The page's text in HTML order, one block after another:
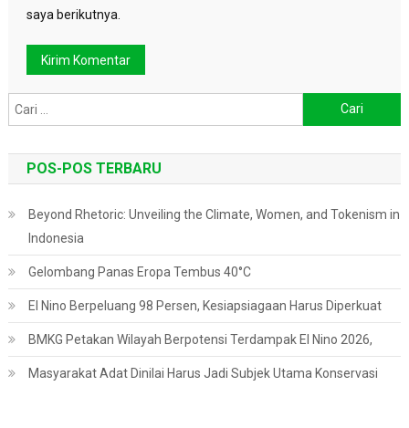
saya berikutnya.
untuk:
POS-POS TERBARU
Beyond Rhetoric: Unveiling the Climate, Women, and Tokenism in
Indonesia
Gelombang Panas Eropa Tembus 40°C
El Nino Berpeluang 98 Persen, Kesiapsiagaan Harus Diperkuat
BMKG Petakan Wilayah Berpotensi Terdampak El Nino 2026,
Masyarakat Adat Dinilai Harus Jadi Subjek Utama Konservasi